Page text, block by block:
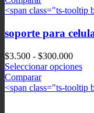
<span class="ts-tooltip
soporte para
$3.500 - $300.000Rango
de
desde
Seleccionar opciones
Comparar
<span class="ts-tooltip